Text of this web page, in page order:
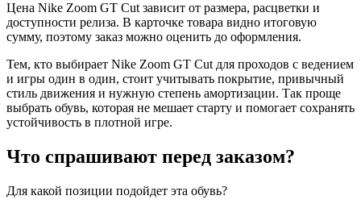
Цена Nike Zoom GT Cut зависит от размера, расцветки и
доступности релиза. В карточке товара видно итоговую
сумму, поэтому заказ можно оценить до оформления.
Тем, кто выбирает Nike Zoom GT Cut для проходов с ведением
и игры один в один, стоит учитывать покрытие, привычный
стиль движения и нужную степень амортизации. Так проще
выбрать обувь, которая не мешает старту и помогает сохранять
устойчивость в плотной игре.
Что спрашивают перед заказом?
Для какой позиции подойдет эта обувь?